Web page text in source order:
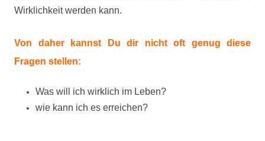
Wirklichkeit werden kann.
Von daher kannst Du dir nicht oft genug diese
Fragen stellen:
Was will ich wirklich im Leben?
wie kann ich es erreichen?